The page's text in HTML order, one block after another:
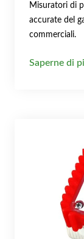
Misuratori di
accurate del
commerciali.
Saperne di